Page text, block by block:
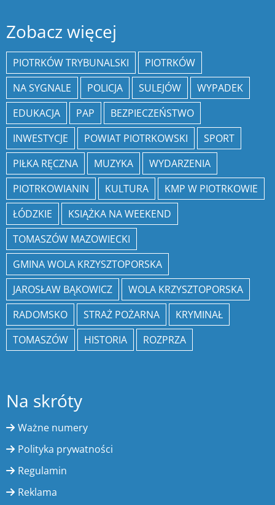
Zobacz więcej
PIOTRKÓW TRYBUNALSKI
PIOTRKÓW
NA SYGNALE
POLICJA SULEJÓW
WYPADEK
EDUKACJA
PAP
BEZPIECZEŃSTWO
INWESTYCJE
POWIAT PIOTRKOWSKI
SPORT
PIŁKA RĘCZNA
MUZYKA
WYDARZENIA
PIOTRKOWIANIN
KULTURA
KMP W PIOTRKOWIE
ŁÓDZKIE
KSIĄŻKA NA WEEKEND
TOMASZÓW MAZOWIECKI
GMINA WOLA KRZYSZTOPORSKA
JAROSŁAW BĄKOWICZ
WOLA KRZYSZTOPORSKA
RADOMSKO
STRAŻ POŻARNA
KRYMINAŁ
TOMASZÓW
HISTORIA ROZPRZA
Na skróty
Ważne numery
Polityka prywatności
Regulamin
Reklama